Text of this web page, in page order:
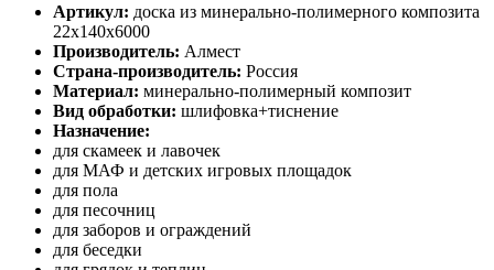
Артикул: доска из минерально-полимерного композита
22х140х6000
Производитель: Алмест
Страна-производитель: Россия
Материал: минерально-полимерный композит
Вид обработки: шлифовка+тиснение
Назначение:
для скамеек и лавочек
для МАФ и детских игровых площадок
для пола
для песочниц
для заборов и ограждений
для беседки